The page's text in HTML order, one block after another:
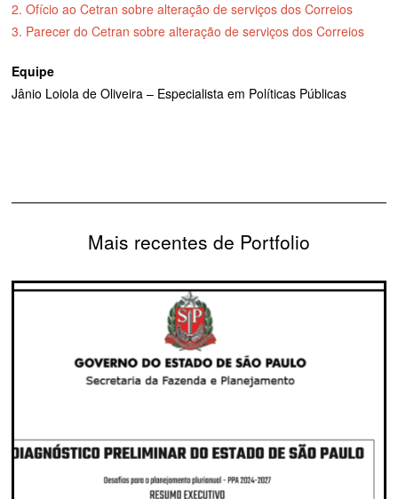
2. Ofício ao Cetran sobre alteração de serviços dos Correios
3. Parecer do Cetran sobre alteração de serviços dos Correios
Equipe
Jânio Loiola de Oliveira – Especialista em Políticas Públicas
Mais recentes de Portfolio